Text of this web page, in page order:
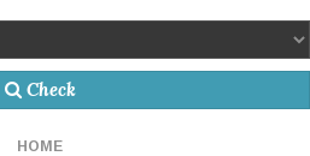
Check
HOME